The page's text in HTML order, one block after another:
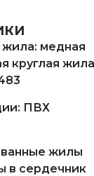
медная
круглая
ПВХ
жилы
в сердечник